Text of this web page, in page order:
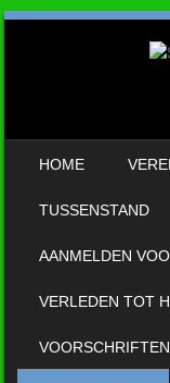
HOME
TUSSENSTAND
AANMELDEN
VERLEDEN TOT